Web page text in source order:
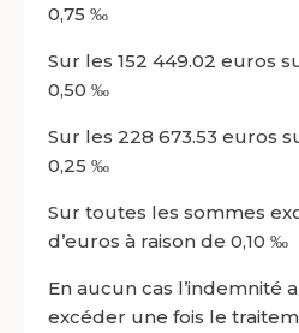
0,75 ‰
Sur les 152 449.02 euros
0,50 ‰
Sur les 228 673.53 euros
0,25 ‰
Sur toutes les sommes
d’euros à raison de 0,10 ‰
En aucun cas l’indemnité
excéder une fois le